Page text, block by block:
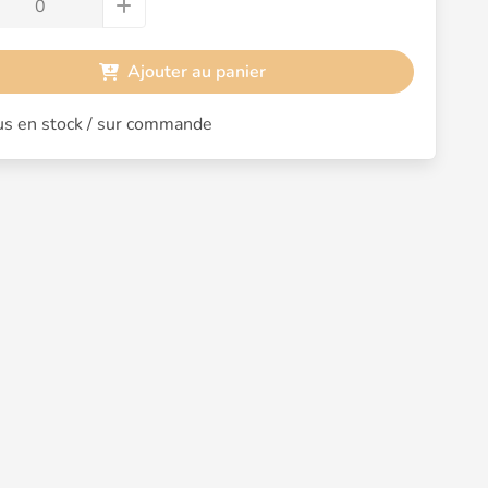
Ajouter au panier
en stock / sur commande